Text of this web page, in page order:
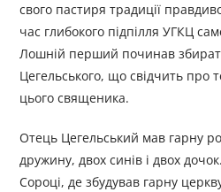
свого пастиря традиції
час глибокого підпілля УГКЦ
Лошній перший починав
Цегельського, що свідчить про
цього священика.
Отець Цегельський мав гарну
дружину, двох синів і двох
Сороці, де збудував гарну